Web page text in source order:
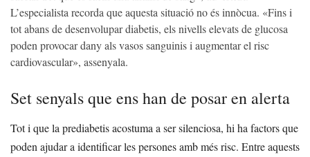
L’especialista recorda que aquesta situació no és innòcua. «Fins i
tot abans de desenvolupar diabetis, els nivells elevats de glucosa
poden provocar dany als vasos sanguinis i augmentar el risc
cardiovascular», assenyala.
Set senyals que ens han de posar en alerta
Tot i que la prediabetis acostuma a ser silenciosa, hi ha factors que
poden ajudar a identificar les persones amb més risc. Entre aquests